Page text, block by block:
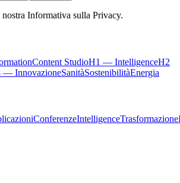
Informativa sulla Privacy.
Content StudioH1 — IntelligenceH2
— InnovazioneSanitàSostenibilitàEnergia
ConferenzeIntelligenceTrasformazione